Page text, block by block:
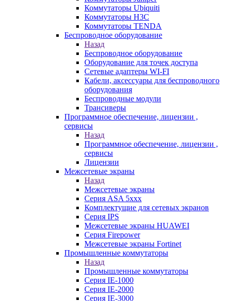
Коммутаторы Ubiquiti
Коммутаторы H3C
Коммутаторы TENDA
Беспроводное оборудование
Назад
Беспроводное оборудование
Оборудование для точек доступа
Сетевые адаптеры WI-FI
Кабели, аксессуары для беспроводного
оборудования
Беспроводные модули
Трансиверы
Программное обеспечение, лицензии ,
сервисы
Назад
Программное обеспечение, лицензии ,
сервисы
Лицензии
Межсетевые экраны
Назад
Межсетевые экраны
Серия ASA 5xxx
Комплектущие для сетевых экранов
Серия IPS
Межсетевые экраны HUAWEI
Серия Firepower
Межсетевые экраны Fortinet
Промышленные коммутаторы
Назад
Промышленные коммутаторы
Серия IE-1000
Серия IE-2000
Серия IE-3000